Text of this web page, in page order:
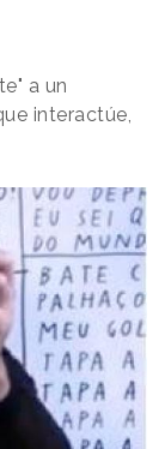
a un
interactúe,